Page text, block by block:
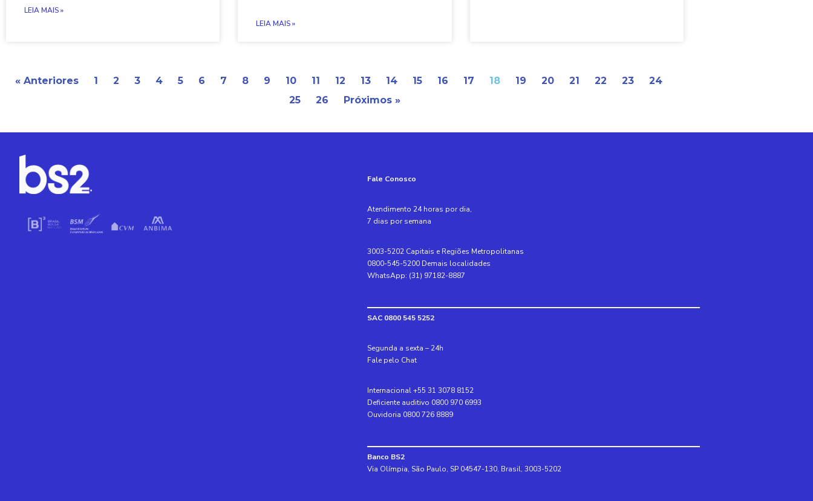
LEIA MAIS »
LEIA MAIS »
« Anteriores 1 2 3 4 5 6 7 8 9 10 11 12 13 14 15 16 17 18 19 20 21 22 23
24
25
26 Próximos »
Fale Conosco
Atendimento 24 horas por dia,
7 dias por semana
3003-5202 Capitais e Regiões Metropolitanas
0800-545-5200 Demais localidades
WhatsApp: (31) 97182-8887
SAC 0800 545 5252
Segunda a sexta – 24h
Fale pelo Chat
Internacional +55 31 3078 8152
Deficiente auditivo 0800 970 6993
Ouvidoria 0800 726 8889
Banco BS2
Via Olímpia, São Paulo, SP 04547-130, Brasil, 3003-5202